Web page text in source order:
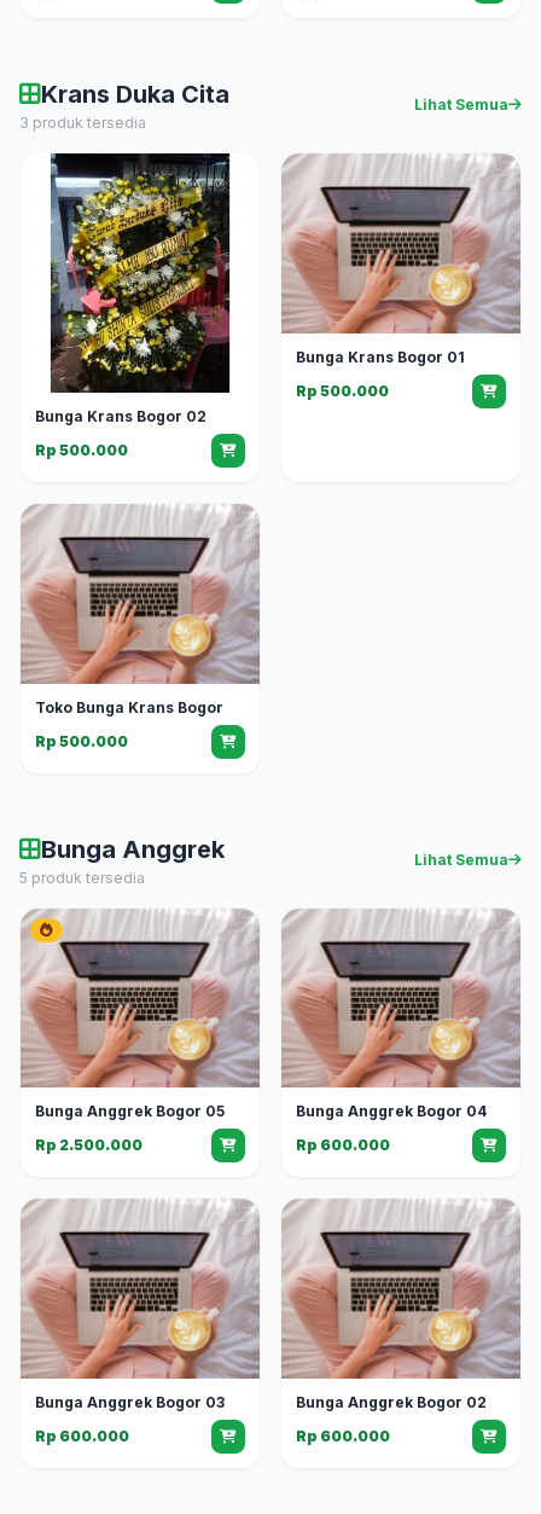
Krans Duka Cita
3 produk tersedia
Lihat Semua
Bunga Krans Bogor 02
Rp 500.000
Bunga Krans Bogor 01
Rp 500.000
Toko Bunga Krans Bogor
Rp 500.000
Bunga Anggrek
5 produk tersedia
Lihat Semua
Bunga Anggrek Bogor 05
Rp 2.500.000
Bunga Anggrek Bogor 04
Rp 600.000
Bunga Anggrek Bogor 03
Rp 600.000
Bunga Anggrek Bogor 02
Rp 600.000